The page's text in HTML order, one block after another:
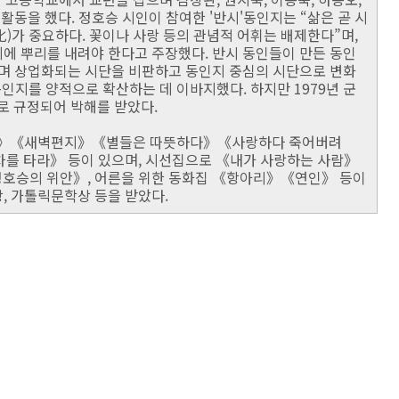
동을 했다. 정호승 시인이 참여한 '반시'동인지는 “삶은 곧 시
가 중요하다. 꽃이나 사랑 등의 관념적 어휘는 배제한다”며,
뿌리를 내려야 한다고 주장했다. 반시 동인들이 만든 동인
상업화되는 시단을 비판하고 동인지 중심의 시단으로 변화
지를 양적으로 확산하는 데 이바지했다. 하지만 1979년 군
규정되어 박해를 받았다.
새벽편지》《별들은 따뜻하다》《사랑하다 죽어버려
타라》 등이 있으며, 시선집으로 《내가 사랑하는 사람》
승의 위안》, 어른을 위한 동화집 《항아리》《연인》 등이
가톨릭문학상 등을 받았다.